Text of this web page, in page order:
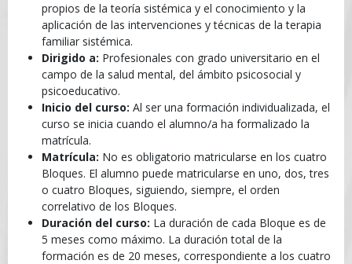
propios de la teoría sistémica y el conocimiento y la
aplicación de las intervenciones y técnicas de la terapia
familiar sistémica.
Dirigido a: Profesionales con grado universitario en el
campo de la salud mental, del ámbito psicosocial y
psicoeducativo.
Inicio del curso: Al ser una formación individualizada, el
curso se inicia cuando el alumno/a ha formalizado la
matrícula.
Matrícula: No es obligatorio matricularse en los cuatro
Bloques. El alumno puede matricularse en uno, dos, tres
o cuatro Bloques, siguiendo, siempre, el orden
correlativo de los Bloques.
Duración del curso: La duración de cada Bloque es de
5 meses como máximo. La duración total de la
formación es de 20 meses, correspondiente a los cuatro